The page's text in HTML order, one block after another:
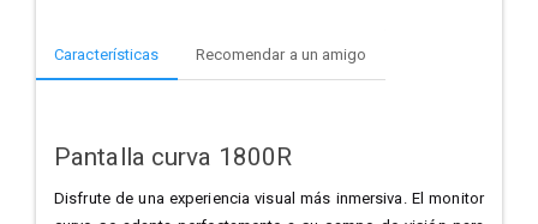
Características Recomendar a un amigo
Pantalla curva 1800R
Disfrute de una experiencia visual más inmersiva. El monitor